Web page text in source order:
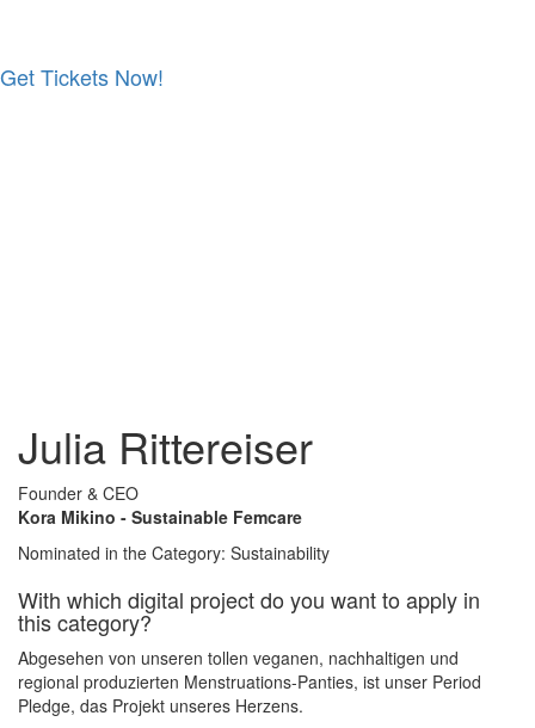
Get Tickets Now!
Julia Rittereiser
Founder & CEO
Kora Mikino - Sustainable Femcare
Nominated in the Category: Sustainability
With which digital project do you want to apply in
this category?
Abgesehen von unseren tollen veganen, nachhaltigen und
regional produzierten Menstruations-Panties, ist unser Period
Pledge, das Projekt unseres Herzens.